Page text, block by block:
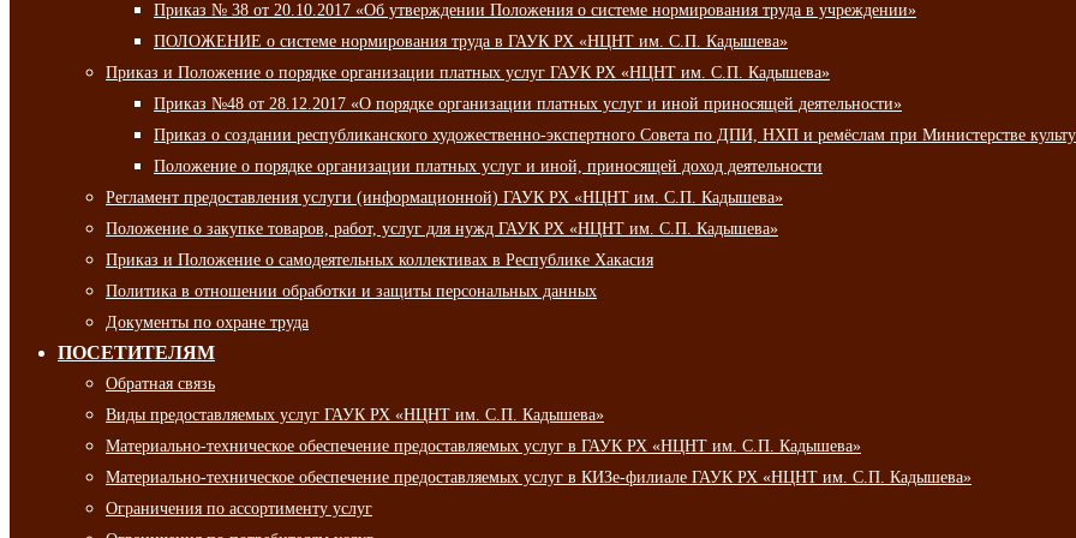
Приказ № 38 от 20.10.2017 «Об утверждении Положения о системе нормирования труда в учреждении»
ПОЛОЖЕНИЕ о системе нормирования труда в ГАУК РХ «НЦНТ им. С.П. Кадышева»
Приказ и Положение о порядке организации платных услуг ГАУК РХ «НЦНТ им. С.П. Кадышева»
Приказ №48 от 28.12.2017 «О порядке организации платных услуг и иной приносящей деятельности»
Приказ о создании республиканского художественно-экспертного Совета по ДПИ, НХП и ремёслам при Министерстве
Положение о порядке организации платных услуг и иной, приносящей доход деятельности
Регламент предоставления услуги (информационной) ГАУК РХ «НЦНТ им. С.П. Кадышева»
Положение о закупке товаров, работ, услуг для нужд ГАУК РХ «НЦНТ им. С.П. Кадышева»
Приказ и Положение о самодеятельных коллективах в Республике Хакасия
Политика в отношении обработки и защиты персональных данных
Документы по охране труда
ПОСЕТИТЕЛЯМ
Обратная связь
Виды предоставляемых услуг ГАУК РХ «НЦНТ им. С.П. Кадышева»
Материально-техническое обеспечение предоставляемых услуг в ГАУК РХ «НЦНТ им. С.П. Кадышева»
Материально-техническое обеспечение предоставляемых услуг в КИЗе-филиале ГАУК РХ «НЦНТ им. С.П. Кадышева»
Ограничения по ассортименту услуг